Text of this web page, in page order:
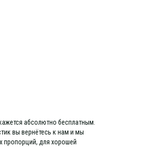
абсолютно бесплатным.
вы вернётесь к нам и мы
пропорций, для хорошей